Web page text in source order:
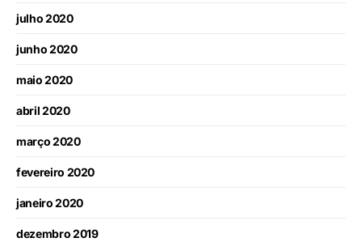
julho 2020
junho 2020
maio 2020
abril 2020
março 2020
fevereiro 2020
janeiro 2020
dezembro 2019